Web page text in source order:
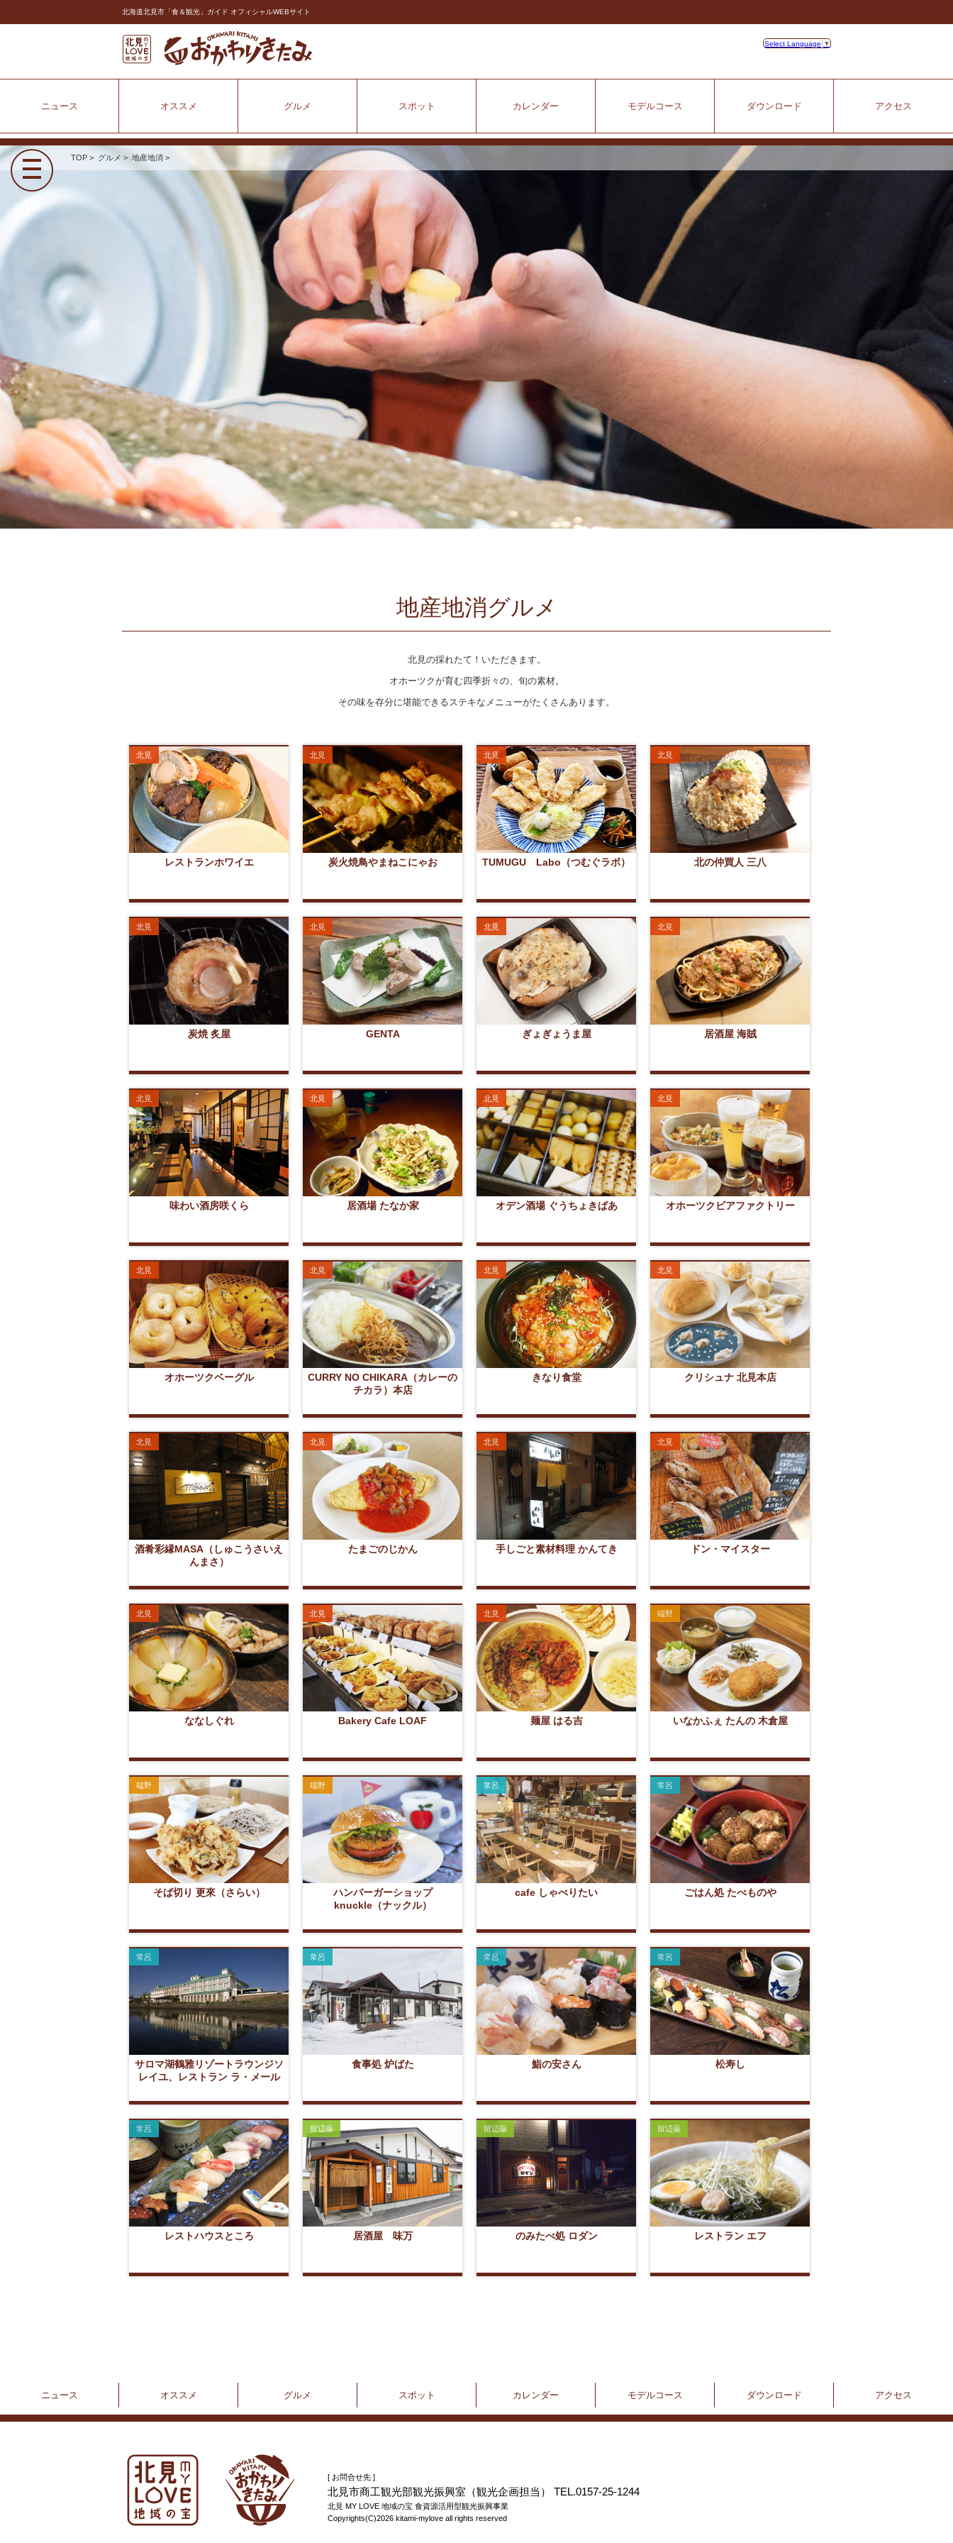
北海道北見市「食＆観光」ガイド オフィシャルWEBサイト
Select Language ▼
ニュース オススメ グルメ スポット カレンダー モデルコース ダウンロード アクセス
TOP > グルメ > 地産地消 >
地産地消グルメ
北見の採れたて！いただきます。
オホーツクが育む四季折々の、旬の素材。
その味を存分に堪能できるステキなメニューがたくさんあります。
レストランホワイエ
北見
炭火焼鳥やまねこにゃお
北見
TUMUGU Labo（つむぐラボ）
北見
北の仲買人 三八
北見
炭焼 炙屋
北見
GENTA
北見
ぎょぎょうま屋
北見
居酒屋 海賊
北見
味わい酒房咲くら
北見
居酒場 たなか家
北見
オデン酒場 ぐうちょきぱあ
北見
オホーツクビアファクトリー
北見
オホーツクベーグル
北見
CURRY NO CHIKARA（カレーの
チカラ）本店
北見
きなり食堂
北見
クリシュナ 北見本店
北見
酒肴彩縁MASA（しゅこうさいえ
んまさ）
北見
たまごのじかん
北見
手しごと素材料理 かんてき
北見
ドン・マイスター
北見
ななしぐれ
北見
Bakery Cafe LOAF
北見
麺屋 はる吉
北見
いなかふぇ たんの 木倉屋
端野
そば切り 更來（さらい）
端野
ハンバーガーショップ
knuckle（ナックル）
端野
cafe しゃべりたい
常呂
ごはん処 たべものや
常呂
サロマ湖鶴雅リゾートラウンジソ
レイユ、レストラン ラ・メール
常呂
食事処 炉ばた
常呂
鮨の安さん
常呂
松寿し
常呂
レストハウスところ
常呂
居酒屋 味万
留辺蘂
のみたべ処 ロダン
留辺蘂
レストラン エフ
留辺蘂
ニュース オススメ グルメ スポット カレンダー モデルコース ダウンロード アクセス
[ お問合せ先 ]
北見市商工観光部観光振興室（観光企画担当） TEL.0157-25-1244
北見 MY LOVE 地域の宝 食資源活用型観光振興事業
Copyrights(C)2026 kitami-mylove all rights reserved